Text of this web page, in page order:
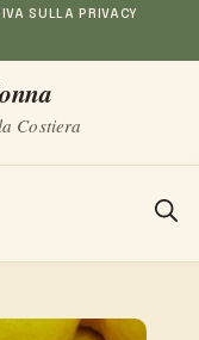
SULLA PRIVACY
Costiera